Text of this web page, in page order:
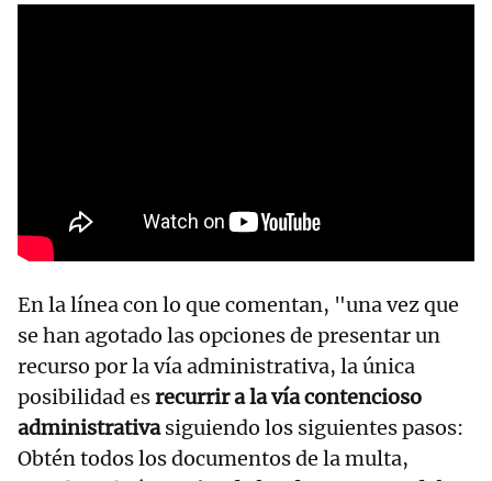
En la línea con lo que comentan, "una vez que
se han agotado las opciones de presentar un
recurso por la vía administrativa, la única
posibilidad esrecurrir a la vía contencioso
administrativasiguiendo los siguientes pasos:
Obtén todos los documentos de la multa,